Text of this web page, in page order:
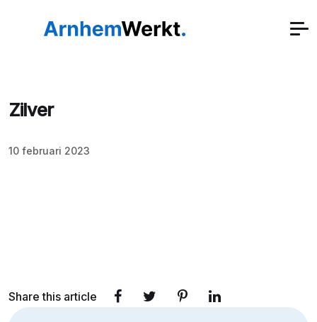
Zilver
10 februari 2023
Share this article